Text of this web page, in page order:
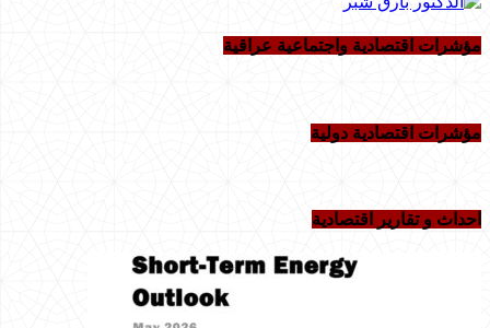
مؤشرات اقتصادية واجتماعية عراقية
مؤشرات اقتصادية دولية
احداث و تقاریر اقتصادیة